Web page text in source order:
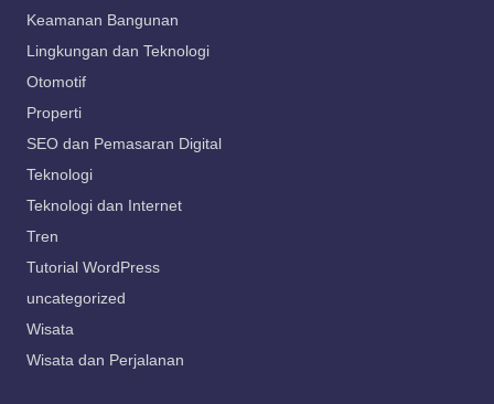
Keamanan Bangunan
Lingkungan dan Teknologi
Otomotif
Properti
SEO dan Pemasaran Digital
Teknologi
Teknologi dan Internet
Tren
Tutorial WordPress
uncategorized
Wisata
Wisata dan Perjalanan